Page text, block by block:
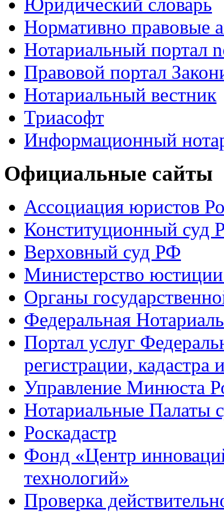
Нормативно правовые
Нотариальный портал
Правовой портал
Нотариальный вестник
Триасофт
Информационный
Официальные сайты
Ассоциация юристов
Конституционный суд
Верховный суд РФ
Министерство
Органы
Федеральная
Портал услуг
регистрации, кадастра
Управление Минюста
Нотариальные Палаты
Роскадастр
Фонд «Центр
технологий»
Проверка